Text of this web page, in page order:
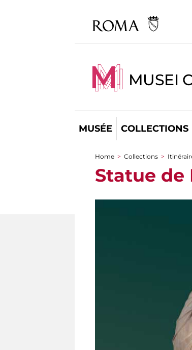
MUSEI
MUSÉE COLLECTIONS
You are here
Home > Collections >
Statue de